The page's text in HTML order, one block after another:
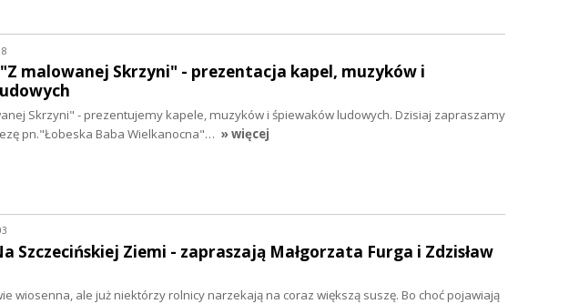
malowanej Skrzyni" - prezentacja kapel, muzyków i
Skrzyni" - prezentujemy kapele, muzyków i śpiewaków ludowych. Dzisiaj zapraszamy
pn."Łobeska Baba Wielkanocna"… » więcej
Szczecińskiej Ziemi - zapraszają Małgorzata Furga i Zdzisław
wiosenna, ale już niektórzy rolnicy narzekają na coraz większą suszę. Bo choć pojawiają